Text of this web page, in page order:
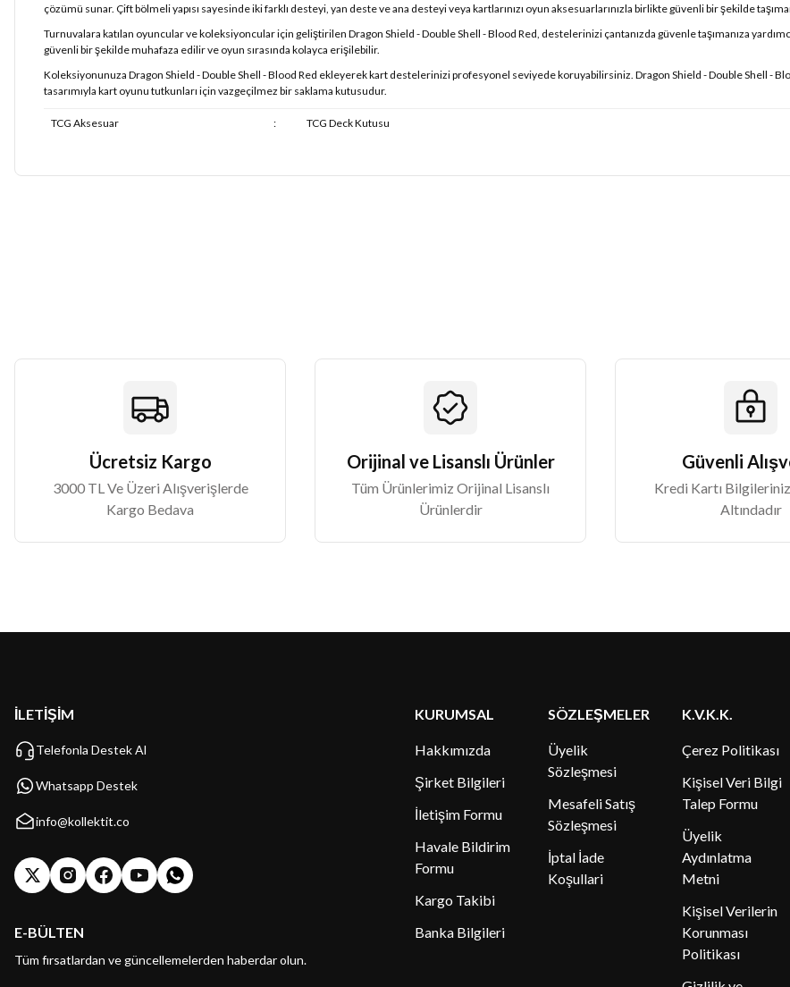
çözümü sunar. Çift bölmeli yapısı sayesinde iki farklı desteyi, yan deste ve ana desteyi veya kartlarınızı oyun aksesuarlarınızla birlikte güvenli bir şekilde
Turnuvalara katılan oyuncular ve koleksiyoncular için geliştirilen Dragon Shield - Double Shell - Blood Red, destelerinizi çantanızda güvenle taşımanıza
güvenli bir şekilde muhafaza edilir ve oyun sırasında kolayca erişilebilir.
Koleksiyonunuza Dragon Shield - Double Shell - Blood Red ekleyerek kart destelerinizi profesyonel seviyede koruyabilirsiniz. Dragon Shield - Double Shell -
tasarımıyla kart oyunu tutkunları için vazgeçilmez bir saklama kutusudur.
TCG Aksesuar : TCG Deck Kutusu
Ücretsiz Kargo
3000 TL Ve Üzeri Alışverişlerde
Kargo Bedava
Orijinal ve Lisanslı Ürünler
Tüm Ürünlerimiz Orijinal Lisanslı
Ürünlerdir
Güvenli
Kredi Kartı
Altındadır
İLETİŞİM
Telefonla Destek Al
Whatsapp Destek
info@kollektit.co
E-BÜLTEN
Tüm fırsatlardan ve güncellemelerden haberdar olun.
KURUMSAL
Hakkımızda
Şirket Bilgileri
İletişim Formu
Havale Bildirim
Formu
Kargo Takibi
Banka Bilgileri
SÖZLEŞMELER
Üyelik
Sözleşmesi
Mesafeli Satış
Sözleşmesi
İptal İade
Koşullari
K.V.K.K.
Çerez Politikası
Kişisel Veri Bilgi
Talep Formu
Üyelik
Aydınlatma
Metni
Kişisel Verilerin
Korunması
Politikası